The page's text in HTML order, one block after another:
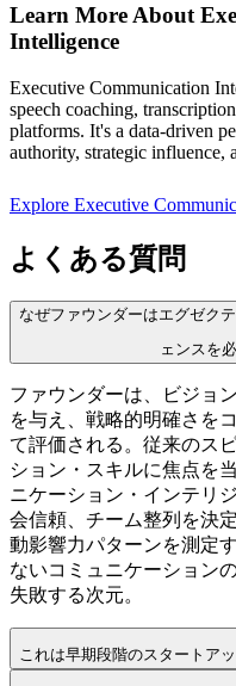
Learn More About
Intelligence
Executive Communication
speech coaching,
platforms. It's a data-driven
authority, strategic influence,
Explore Executive
よくある質問
なぜファウンダーはエグゼク
ェンスを
ファウンダーは、ビジョ
を与え、戦略的明確さを
て評価される。従来のス
ション・スキルに焦点を
ニケーション・インテリ
会信頼、チーム整列を決
動影響力パターンを測定
ないコミュニケーション
失敗する次元。
これは早期段階のスタートア